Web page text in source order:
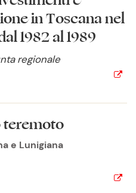
in Toscana nel
1982 al 1989
regionale
e Lunigiana